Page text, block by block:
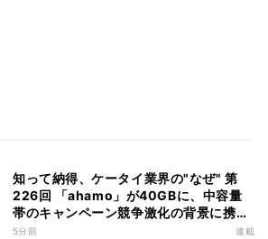
知って納得、ケータイ業界の"なぜ" 第
226回 「ahamo」が40GBに、中容量
帯のキャンペーン競争激化の背景に携帯
各社の“迷い”あり
5分前 連載